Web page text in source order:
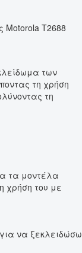
Motorola T2688
των
τη χρήση
τη
τα μοντέλα
χρήση του με
να ξεκλειδώσω